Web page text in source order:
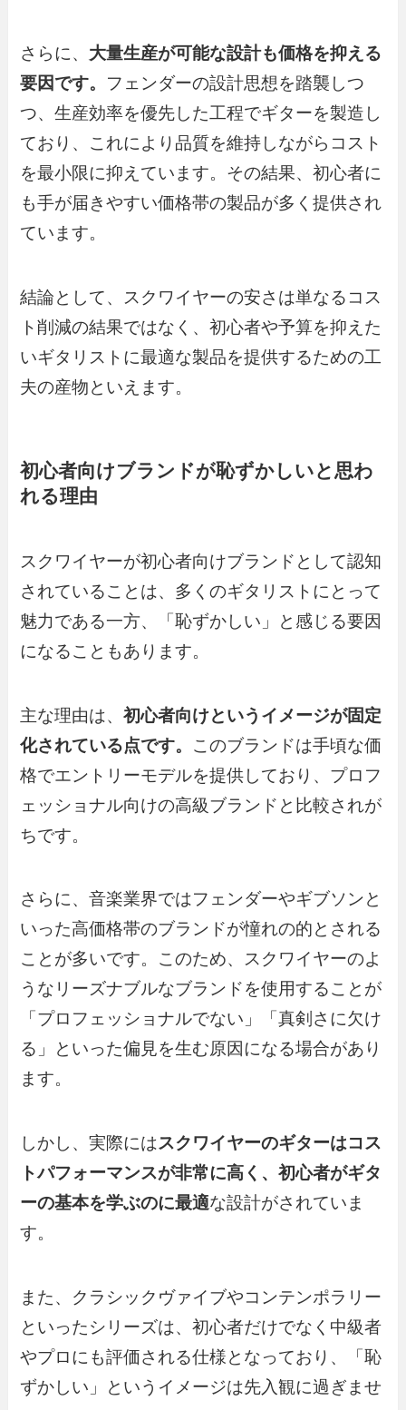
さらに、 大量生産が可能な設計も価格を抑える
要因です。 フェンダーの設計思想を踏襲しつ
つ、生産効率を優先した工程でギターを製造し
ており、これにより品質を維持しながらコスト
を最小限に抑えています。その結果、初心者に
も手が届きやすい価格帯の製品が多く提供され
ています。
結論として、スクワイヤーの安さは単なるコス
ト削減の結果ではなく、初心者や予算を抑えた
いギタリストに最適な製品を提供するための工
夫の産物といえます。
初心者向けブランドが恥ずかしいと思わ
れる理由
スクワイヤーが初心者向けブランドとして認知
されていることは、多くのギタリストにとって
魅力である一方、「恥ずかしい」と感じる要因
になることもあります。
主な理由は、初心者向けというイメージが固定
化されている点です。 このブランドは手頃な価
格でエントリーモデルを提供しており、プロフ
ェッショナル向けの高級ブランドと比較されが
ちです。
さらに、音楽業界ではフェンダーやギブソンと
いった高価格帯のブランドが憧れの的とされる
ことが多いです。このため、スクワイヤーのよ
うなリーズナブルなブランドを使用することが
「プロフェッショナルでない」「真剣さに欠け
る」といった偏見を生む原因になる場合があり
ます。
しかし、実際にはスクワイヤーのギターはコス
トパフォーマンスが非常に高く、初心者がギタ
ーの基本を学ぶのに最適な設計がされていま
す。
また、クラシックヴァイブやコンテンポラリー
といったシリーズは、初心者だけでなく中級者
やプロにも評価される仕様となっており、「恥
ずかしい」というイメージは先入観に過ぎませ